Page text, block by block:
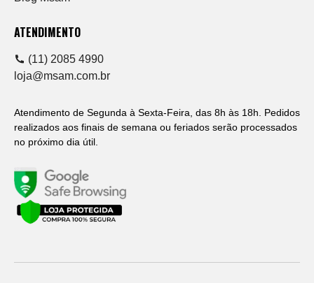
ATENDIMENTO
(11) 2085 4990
loja@msam.com.br
Atendimento de Segunda à Sexta-Feira, das 8h às 18h. Pedidos
realizados aos finais de semana ou feriados serão processados
no próximo dia útil.